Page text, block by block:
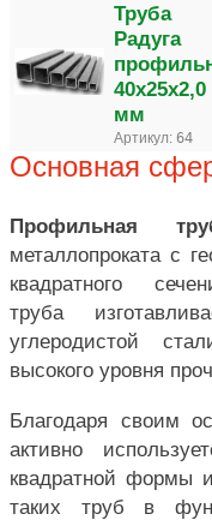
Труба
Радуга
40х25х2,0
мм
Артикул: 64
Основная
Профильная
металлопроката с
квадратного
труба
углеродистой
высокого уровня
Благодаря своим
активно
квадратной формы
таких труб в